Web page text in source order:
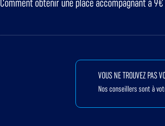
Comment obtenir une place accompagnant à
VOUS NE TROUVEZ PAS
Nos conseillers sont à